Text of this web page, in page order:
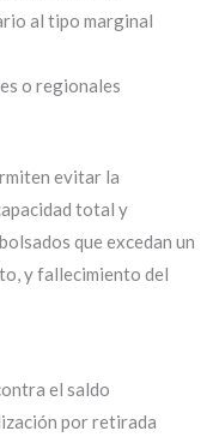
al tipo marginal
o regionales
evitar la
total y
que excedan un
y fallecimiento del
el saldo
por retirada